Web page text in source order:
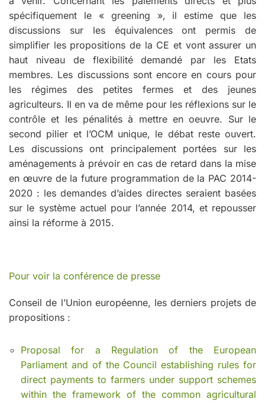
spécifiquement le « greening », il estime que les
discussions sur les équivalences ont permis de
simplifier les propositions de la CE et vont assurer un
haut niveau de flexibilité demandé par les Etats
membres. Les discussions sont encore en cours pour
les régimes des petites fermes et des jeunes
agriculteurs. Il en va de même pour les réflexions sur le
contrôle et les pénalités à mettre en oeuvre. Sur le
second pilier et l’OCM unique, le débat reste ouvert.
Les discussions ont principalement portées sur les
aménagements à prévoir en cas de retard dans la mise
en œuvre de la future programmation de la PAC 2014-
2020 : les demandes d’aides directes seraient basées
sur le système actuel pour l’année 2014, et repousser
ainsi la réforme à 2015.
Pour voir la conférence de presse
Conseil de l’Union européenne, les derniers projets de
propositions :
Proposal for a Regulation of the European
Parliament and of the Council establishing rules for
direct payments to farmers under support schemes
within the framework of the common agricultural